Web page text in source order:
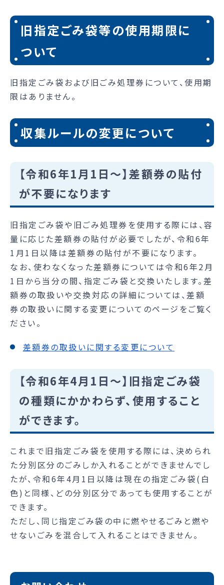
旧指定ごみ袋等の使用期限に
ついて
旧指定ごみ袋および旧ごみ処理券について、使用期
限はありません。
収集ルールの変更について
【令和6年1月1日～】差額券の貼付
が不要になります
旧指定ごみ袋や旧ごみ処理券を使用する際には、容
量に応じた差額券の貼付が必要でしたが、令和6年
1月1日以降は差額券の貼付が不要になります。
なお、使わなくなった差額券については令和6年2月
1日から当分の間、指定ごみ袋と交換いたします。差
額券の取扱いや交換対応の詳細については、差額
券の取扱いに関する変更についてのページをご覧く
ださい。
差額券の取扱いに関する変更について
【令和6年4月1日～】旧指定ごみ袋
の種類にかかわらず、使用すること
ができます。
これまで旧指定ごみ袋を使用する際には、決められ
た分別区分のごみしか入れることができませんでし
たが、令和6年4月1日以降は現在の指定ごみ袋(白
色)と同様、どの分別区分であっても使用することが
できます。
ただし、同じ指定ごみ袋の中に燃やせるごみと燃や
せないごみを混合して入れることはできません。